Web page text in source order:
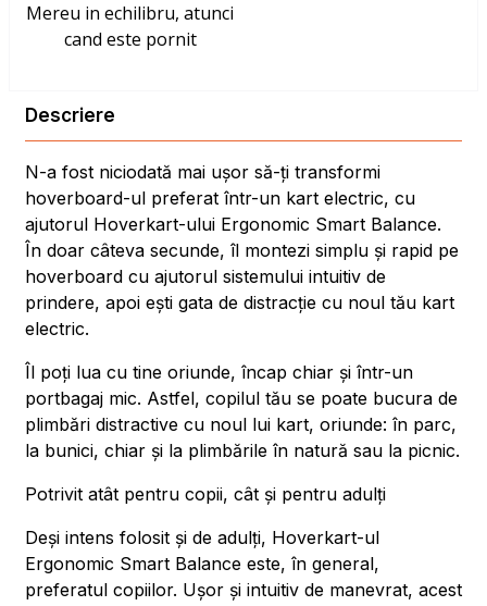
Mereu in echilibru, atunci
cand este pornit
Descriere
N-a fost niciodată mai ușor să-ți transformi
hoverboard-ul preferat într-un kart electric, cu
ajutorul Hoverkart-ului Ergonomic Smart Balance.
În doar câteva secunde, îl montezi simplu și rapid pe
hoverboard cu ajutorul sistemului intuitiv de
prindere, apoi ești gata de distracție cu noul tău kart
electric.
Îl poți lua cu tine oriunde, încap chiar și într-un
portbagaj mic. Astfel, copilul tău se poate bucura de
plimbări distractive cu noul lui kart, oriunde: în parc,
la bunici, chiar și la plimbările în natură sau la picnic.
Potrivit atât pentru copii, cât și pentru adulți
Deși intens folosit și de adulți, Hoverkart-ul
Ergonomic Smart Balance este, în general,
preferatul copiilor. Ușor și intuitiv de manevrat, acest